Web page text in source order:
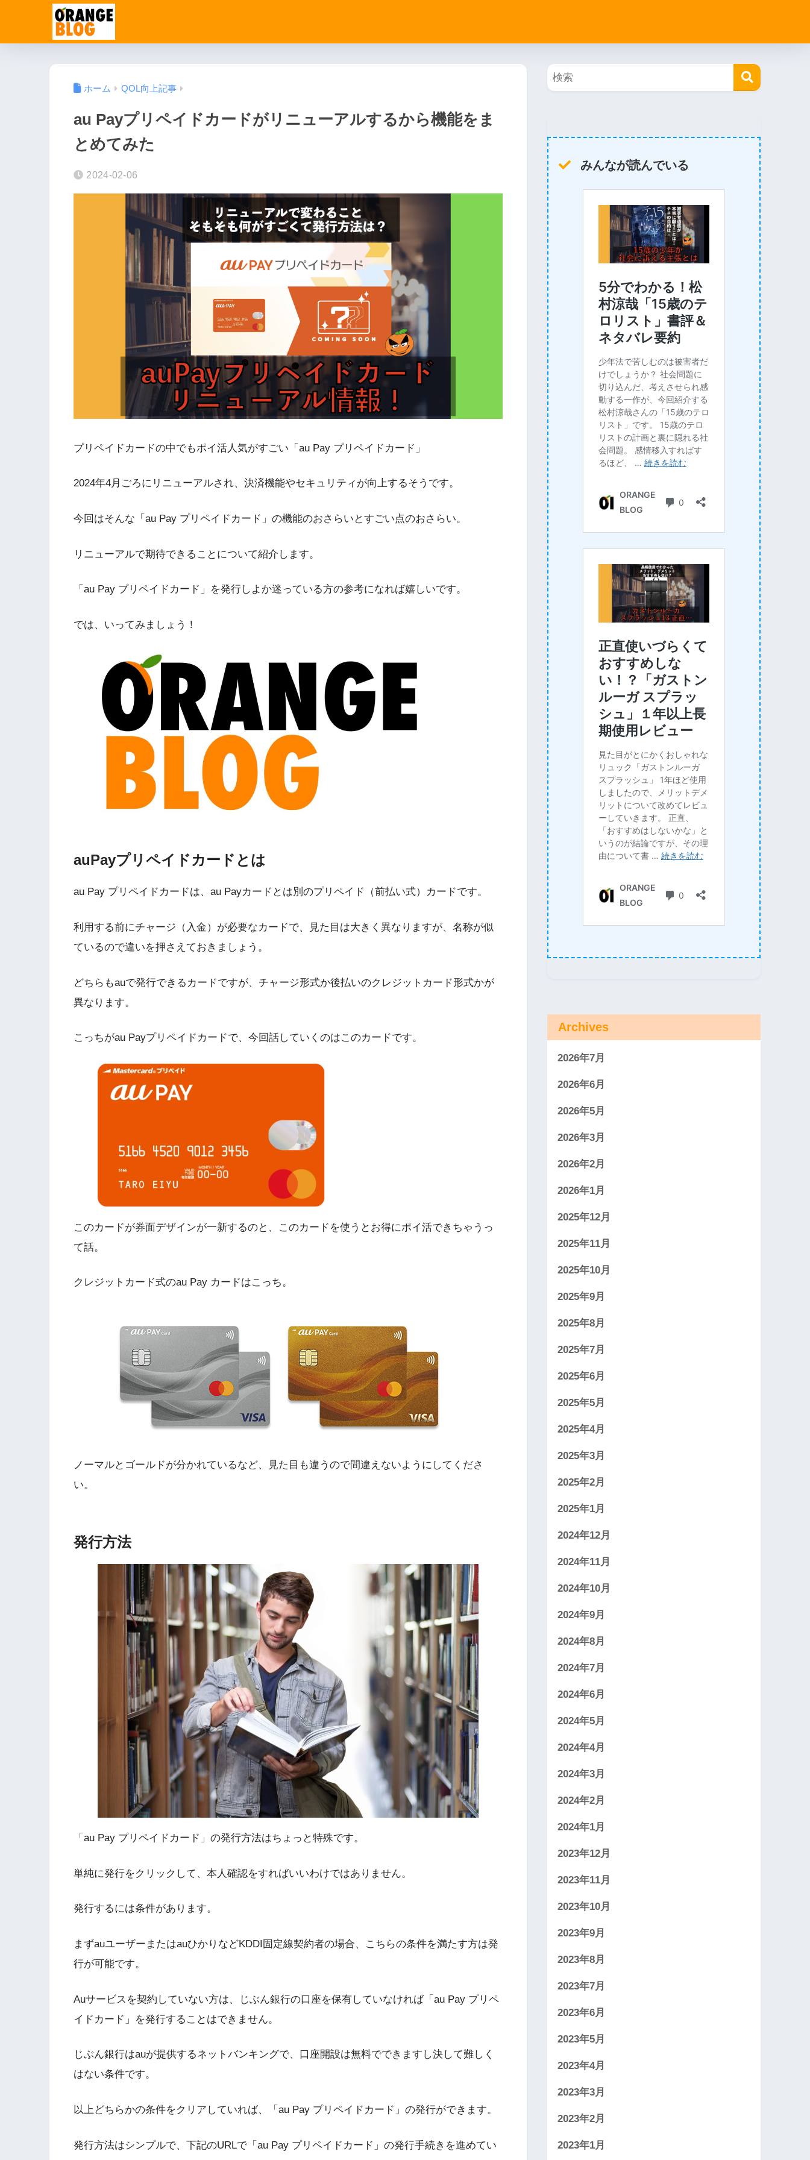
ホーム QOL向上記事
au Payプリペイドカードがリニューアルするから機能をま
とめてみた
2024-02-06
プリペイドカードの中でもポイ活人気がすごい「au Pay プリペイドカード」
2024年4月ごろにリニューアルされ、決済機能やセキュリティが向上するそうです。
今回はそんな「au Pay プリペイドカード」の機能のおさらいとすごい点のおさらい。
リニューアルで期待できることについて紹介します。
「au Pay プリペイドカード」を発行しよか迷っている方の参考になれば嬉しいです。
では、いってみましょう！
auPayプリペイドカードとは
au Pay プリペイドカードは、au Payカードとは別のプリペイド（前払い式）カードです。
利用する前にチャージ（入金）が必要なカードで、見た目は大きく異なりますが、名称が似
ているので違いを押さえておきましょう。
どちらもauで発行できるカードですが、チャージ形式か後払いのクレジットカード形式かが
異なります。
こっちがau Payプリペイドカードで、今回話していくのはこのカードです。
このカードが券面デザインが一新するのと、このカードを使うとお得にポイ活できちゃうっ
て話。
クレジットカード式のau Pay カードはこっち。
ノーマルとゴールドが分かれているなど、見た目も違うので間違えないようにしてくださ
い。
発行方法
「au Pay プリペイドカード」の発行方法はちょっと特殊です。
単純に発行をクリックして、本人確認をすればいいわけではありません。
発行するには条件があります。
まずauユーザーまたはauひかりなどKDDI固定線契約者の場合、こちらの条件を満たす方は発
行が可能です。
Auサービスを契約していない方は、じぶん銀行の口座を保有していなければ「au Pay プリペ
イドカード」を発行することはできません。
じぶん銀行はauが提供するネットバンキングで、口座開設は無料でできますし決して難しく
はない条件です。
以上どちらかの条件をクリアしていれば、「au Pay プリペイドカード」の発行ができます。
発行方法はシンプルで、下記のURLで「au Pay プリペイドカード」の発行手続きを進めてい
みんなが読んでいる
Archives
2026年7月
2026年6月
2026年5月
2026年3月
2026年2月
2026年1月
2025年12月
2025年11月
2025年10月
2025年9月
2025年8月
2025年7月
2025年6月
2025年5月
2025年4月
2025年3月
2025年2月
2025年1月
2024年12月
2024年11月
2024年10月
2024年9月
2024年8月
2024年7月
2024年6月
2024年5月
2024年4月
2024年3月
2024年2月
2024年1月
2023年12月
2023年11月
2023年10月
2023年9月
2023年8月
2023年7月
2023年6月
2023年5月
2023年4月
2023年3月
2023年2月
2023年1月